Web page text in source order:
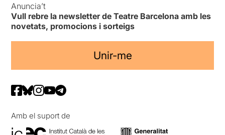
Anuncia’t
Vull rebre la newsletter de Teatre Barcelona amb les
novetats, promocions i sorteigs
Unir-me
Amb el suport de